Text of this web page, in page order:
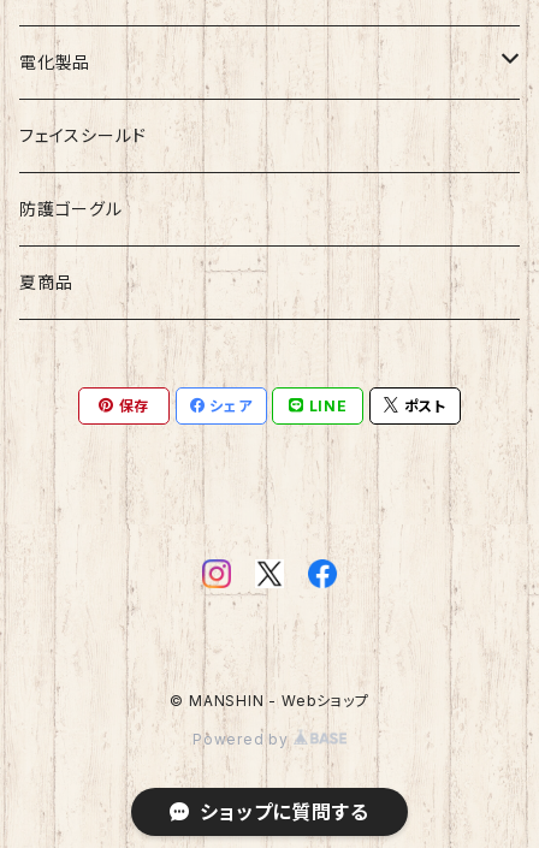
シルクマスク・付属品
不織布マスク
電化製品
スポットクーラー
フェイスシールド
防護ゴーグル
夏商品
保存 シェア LINE ポスト
© MANSHIN - Webショップ
Powered by
ショップに質問する